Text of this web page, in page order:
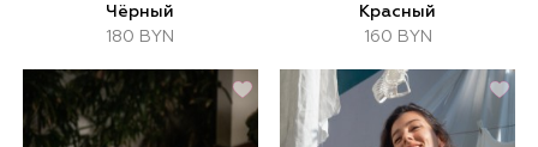
Чёрный
180 BYN
Красный
160 BYN